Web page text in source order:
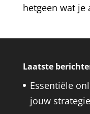
hetgeen wat je
Laatste
Essentiële
jouw strategie